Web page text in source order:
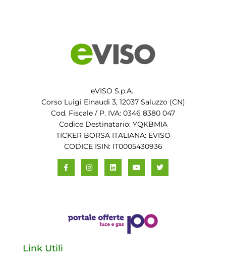
eVISO S.p.A.
Corso Luigi Einaudi 3, 12037 Saluzzo (CN)
Cod. Fiscale / P. IVA: 0346 8380 047
Codice Destinatario: YQKBMIA
TICKER BORSA ITALIANA: EVISO
CODICE ISIN: IT0005430936
Link Utili